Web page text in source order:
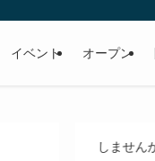
イベント オープン